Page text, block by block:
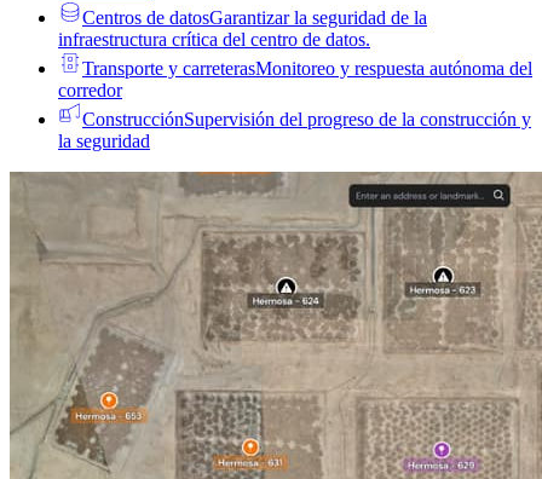
Centros de datosGarantizar la seguridad de la
infraestructura crítica del centro de datos.
Transporte y carreterasMonitoreo y respuesta autónoma del
corredor
ConstrucciónSupervisión del progreso de la construcción y
la seguridad